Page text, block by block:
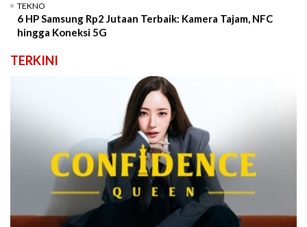
TEKNO
6 HP Samsung Rp2 Jutaan Terbaik: Kamera Tajam, NFC
hingga Koneksi 5G
TERKINI